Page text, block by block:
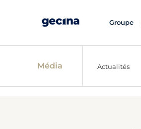
Groupe
Média Actualités